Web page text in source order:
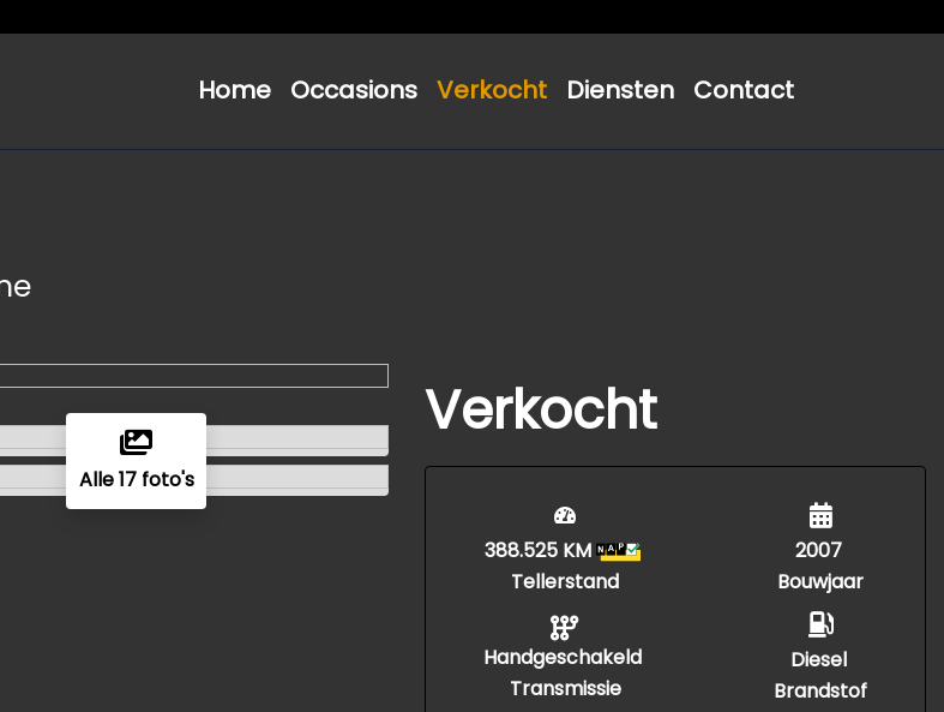
Home Occasions Verkocht Diensten Contact
Alle 17 foto's
Verkocht
388.525 KM
Tellerstand
Handgeschakeld
Transmissie
2007
Bouwjaar
Diesel
Brandstof